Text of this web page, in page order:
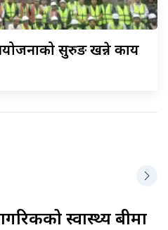
सुरुङ खन्ने कार्य
स्वास्थ्य बीमा